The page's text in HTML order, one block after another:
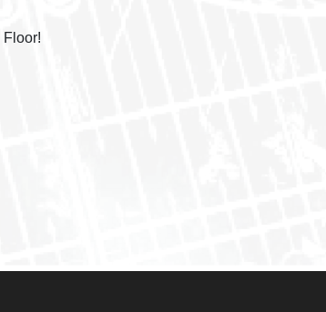
Floor!